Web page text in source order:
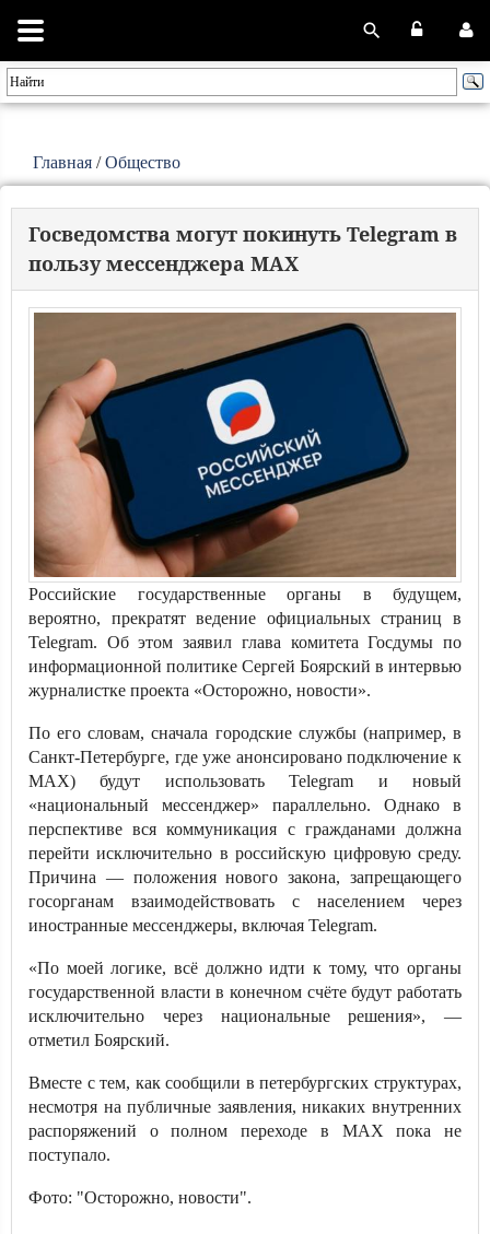
Главная /Общество
Госведомства могут покинуть Telegram в
пользу мессенджера MAX
Российские государственные органы в будущем,
вероятно, прекратят ведение официальных страниц в
Telegram. Об этом заявил глава комитета Госдумы по
информационной политике Сергей Боярский в интервью
журналистке проекта «Осторожно, новости».
По его словам, сначала городские службы (например, в
Санкт-Петербурге, где уже анонсировано подключение к
MAX) будут использовать Telegram и новый
«национальный мессенджер» параллельно. Однако в
перспективе вся коммуникация с гражданами должна
перейти исключительно в российскую цифровую среду.
Причина — положения нового закона, запрещающего
госорганам взаимодействовать с населением через
иностранные мессенджеры, включая Telegram.
«По моей логике, всё должно идти к тому, что органы
государственной власти в конечном счёте будут работать
исключительно через национальные решения», —
отметил Боярский.
Вместе с тем, как сообщили в петербургских структурах,
несмотря на публичные заявления, никаких внутренних
распоряжений о полном переходе в MAX пока не
поступало.
Фото: "Осторожно, новости".